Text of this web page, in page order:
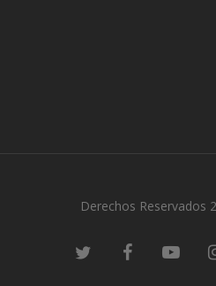
Derechos Reservados